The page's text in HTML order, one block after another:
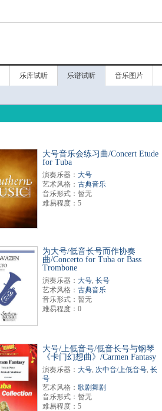
乐库试听 乐谱试听 音乐图片
大号音乐会练习曲/Concert Etude
for Tuba
演奏乐器： 大号
艺术风格： 古典音乐
音乐形式：暂无
难易程度：5
为大号/低音长号而作协奏
曲/Concerto for Tuba or Bass
Trombone
演奏乐器： 大号, 长号
艺术风格： 古典音乐
音乐形式：暂无
难易程度：0
大号/上低音号/低音长号与钢琴
《卡门幻想曲》/Carmen Fantasy
演奏乐器： 大号, 次中音/上低音号, 长
号
艺术风格： 歌剧舞剧
音乐形式：暂无
难易程度：5